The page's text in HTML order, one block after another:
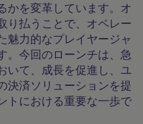
かを変革しています。オ
り払うことで、オペレー
魅力的なプレイヤージャ
。今回のローンチは、急
いて、成長を促進し、ユ
決済ソリューションを提
トにおける重要な一歩で